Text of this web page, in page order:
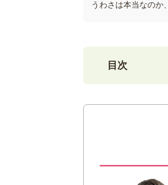
うわさは本当なのか
目次
ウブロが終
実はウブロ